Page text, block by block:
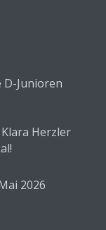
Junioren
Herzler
2026